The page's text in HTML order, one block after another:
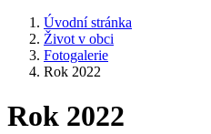
Úvodní stránka
Život v obci
Fotogalerie
Rok 2022
Rok 2022